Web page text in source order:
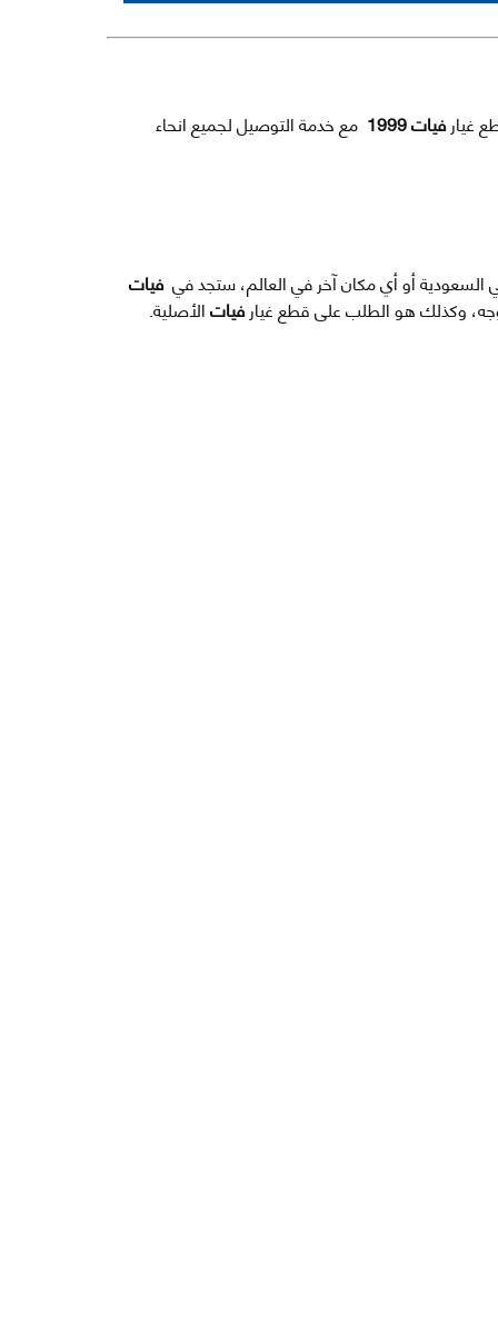
غيارفيات 1999 مع خدمة التوصيل لجميع انحاء
السعودية أو أي مكان آخر في العالم، ستجد فيفيات
وكذلك هو الطلب على قطع غيارفياتالأصلية.